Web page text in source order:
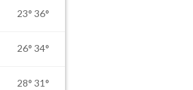
23° 36°
26° 34°
28° 31°